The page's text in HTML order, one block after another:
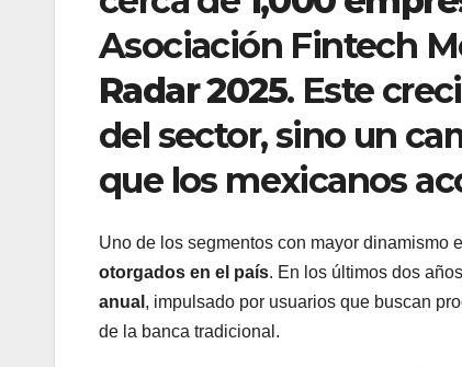
Asociación Fintech
Radar 2025. Este
del sector, sino un
que los mexicanos
Uno de los segmentos con mayor dinamismo
otorgados en el país. En los últimos dos
anual , impulsado por usuarios que buscan
de la banca tradicional.